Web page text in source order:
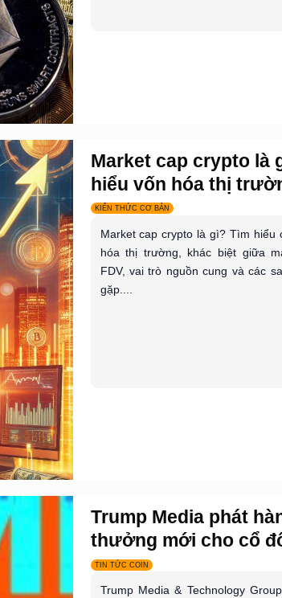
Market cap crypto là
hiểu vốn hóa thị
KIẾN THỨC CƠ BẢN
Market cap crypto là gì? Tìm hiểu
hóa thị trường, khác biệt giữa
FDV, vai trò nguồn cung và các
gặp....
Trump Media phát
thưởng mới cho cổ
TIN TỨC COIN
Trump Media & Technology